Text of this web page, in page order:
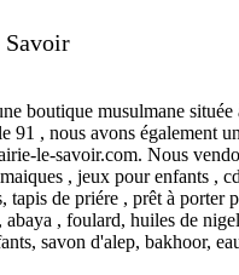
boutique musulmane
91 , nous avons également
le-savoir.com. Nous
, jeux pour enfants ,
tapis de priére , prêt à porter
abaya , foulard, huiles de
savon d'alep, bakhoor,